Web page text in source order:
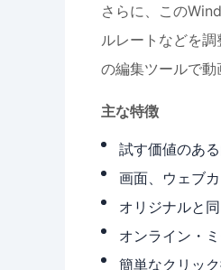
さらに、この
ルレートなどを
の編集ツールで動
主な特徴
試す価値のあ
画面、ウェブ
オリジナルと
オンライン・
簡単なクリッ